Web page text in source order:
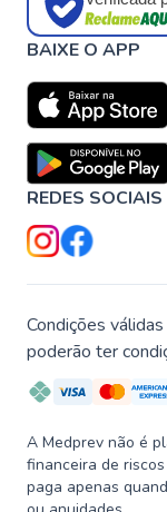
BAIXE O APP
REDES SOCIAIS
Condições
poderão ter
A Medprev não é
financeira de
paga apenas